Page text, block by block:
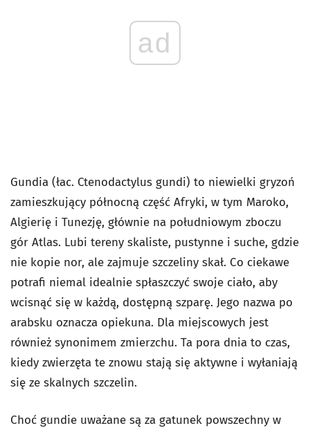
ad
Gundia (łac. Ctenodactylus gundi) to niewielki gryzoń
zamieszkujący północną część Afryki, w tym Maroko,
Algierię i Tunezję, głównie na południowym zboczu
gór Atlas. Lubi tereny skaliste, pustynne i suche, gdzie
nie kopie nor, ale zajmuje szczeliny skał. Co ciekawe
potrafi niemal idealnie spłaszczyć swoje ciało, aby
wcisnąć się w każdą, dostępną szparę. Jego nazwa po
arabsku oznacza opiekuna. Dla miejscowych jest
również synonimem zmierzchu. Ta pora dnia to czas,
kiedy zwierzęta te znowu stają się aktywne i wyłaniają
się ze skalnych szczelin.
Choć gundie uważane są za gatunek powszechny w